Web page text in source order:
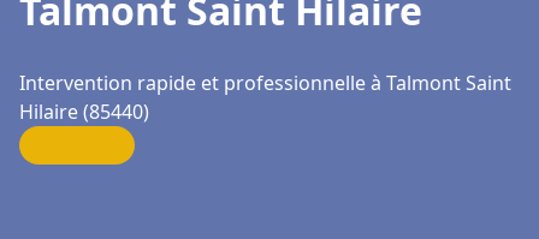
Intervention rapide et professionnelle à Talmont Saint
Hilaire (85440)